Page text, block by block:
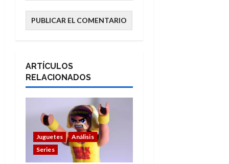
ARTÍCULOS
RELACIONADOS
Juguetes
Análisis
Series